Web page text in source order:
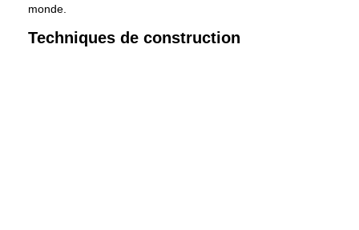
monde.
Techniques de construction